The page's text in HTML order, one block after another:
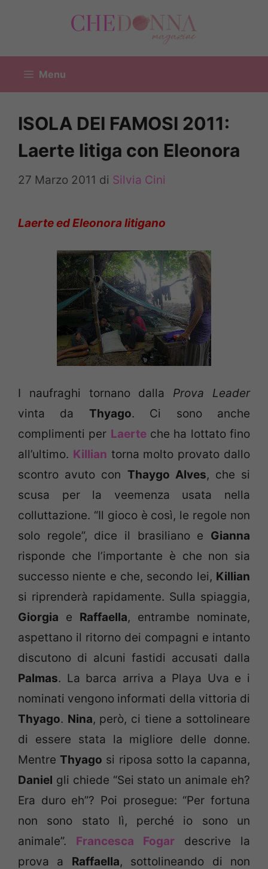
Menu
ISOLA DEI FAMOSI 2011:
Laerte litiga con Eleonora
27 Marzo 2011 di Silvia Cini
Laerte ed Eleonora litigano
I naufraghi tornano dalla Prova Leader
vinta da Thyago. Ci sono anche
complimenti per Laerteche ha lottato fino
all’ultimo. Killian torna molto provato dallo
scontro avuto con Thaygo Alves, che si
scusa per la veemenza usata nella
colluttazione. “Il gioco è così, le regole non
solo regole”, dice il brasiliano e Gianna
risponde che l’importante è che non sia
successo niente e che, secondo lei, Killian
si riprenderà rapidamente. Sulla spiaggia,
Giorgia e Raffaella, entrambe nominate,
aspettano il ritorno dei compagni e intanto
discutono di alcuni fastidi accusati dalla
Palmas. La barca arriva a Playa Uva e i
nominati vengono informati della vittoria di
Thyago. Nina, però, ci tiene a sottolineare
di essere stata la migliore delle donne.
MentreThyago si riposa sotto la capanna,
Daniel gli chiede “Sei stato un animale eh?
Era duro eh”? Poi prosegue: “Per fortuna
non sono stato lì, perché io sono un
animale”. Francesca Fogar descrive la
prova a Raffaella, sottolineando di non